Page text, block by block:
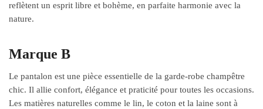
reflètent un esprit libre et bohème, en parfaite harmonie avec la
nature.
Marque B
Le pantalon est une pièce essentielle de la garde-robe champêtre
chic. Il allie confort, élégance et praticité pour toutes les occasions.
Les matières naturelles comme le lin, le coton et la laine sont à